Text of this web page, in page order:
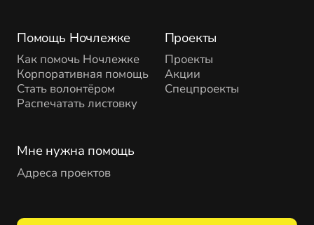
Помощь Ночлежке
Как помочь Ночлежке
Корпоративная помощь
Стать волонтёром
Распечатать листовку
Проекты
Проекты
Акции
Спецпроекты
Мне нужна помощь
Адреса проектов